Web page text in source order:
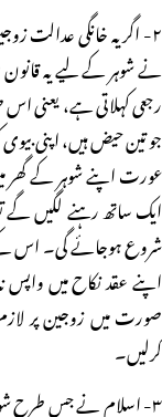
۲- اگر یہ خانگی عدالت
نے شوہر کے لیے یہ
رجعی کہلاتی ہے، یعنی
جو تین حیض ہیں، اپنی
عورت اپنے شوہر کے گھر
ایک ساتھ رہنے لگیں گے
شروع ہوجائے گی۔ اس کے
اپنے عقد نکاح میں واپس
صورت میں زوجین پر
کرلیں۔
۳- اسلام نے جس طرح